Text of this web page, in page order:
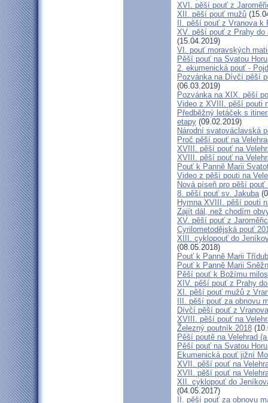
XVI. pěší pouť z
XII. pěší pouť mužů
II. pěší pouť z Vranova k
XV. pěší pouť z Prahy
(15.04.2019)
VI. pouť moravských
Pěší pouť na Svatou Horu
2. ekumenická pouť -
Pozvánka na Dívčí pěší
(06.03.2019)
Pozvánka na XIX. pěší
Video z XVIII. pěší pouti
Předběžný letáček s
etapy (09.02.2019)
Národní svatováclavská
Proč pěší pouť na
XVIII. pěší pouť na
XVIII. pěší pouť na
Pouť k Panně Marii
Video z pěší pouti na
Nová píseň pro pěší
8. pěší pouť sv. Jakuba
Hymna XVIII. pěší pouti
Zajít dál, než chodím
XV. pěší pouť z
Cyrilometodějská pouť
XIII. cyklopouť do
(08.05.2018)
Pouť k Panně Marii
Pouť k Panně Marii
Pěší pouť k Božímu
XIV. pěší pouť z Prahy
XI. pěší pouť mužů z
III. pěší pouť za obnovu
Dívčí pěší pouť z
XVIII. pěší pouť na
Železný poutník 2018
Pěší poutě na Velehrad
Pěší pouť na Svatou Horu
Ekumenická pouť jižní
XVII. pěší pouť na
XVII. pěší pouť na
XII. cyklopouť do
(04.05.2017)
II. pěší pouť za obnovu